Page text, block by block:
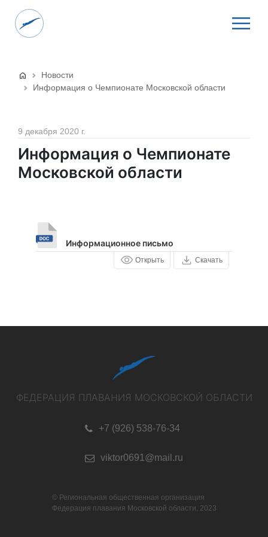
Новости
Информация о Чемпионате Московской области
9 декабря 2020 г.
Информация о Чемпионате
Московской области
Информационное письмо
Открыть Скачать
ФЕДЕРАЦИЯ ПЛАВАНИЯ МОСКОВСКОЙ ОБЛАСТИ
+7 (926) 538-76-34
viktor0691@mail.ru
© Региональная общественная организация
Федерация плавания Московской области, 2023